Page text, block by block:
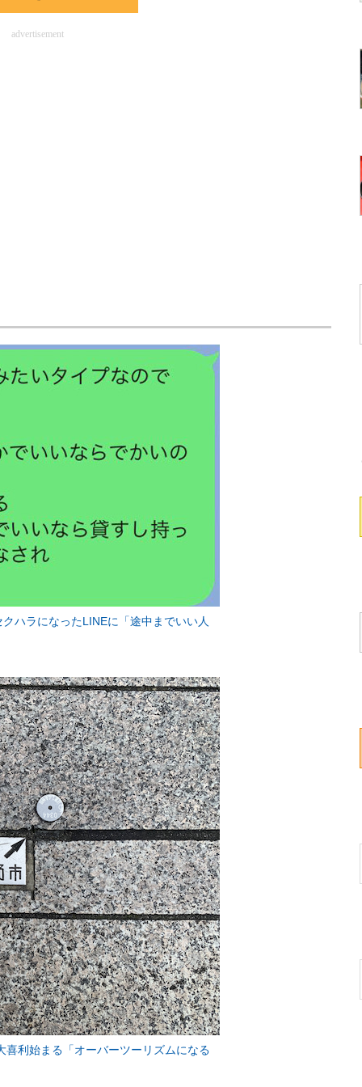
advertisement
ハラになったLINEに「途中までいい人
利始まる「オーバーツーリズムになる